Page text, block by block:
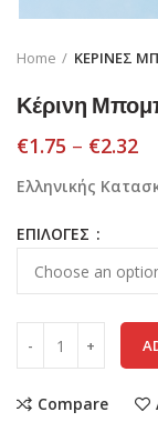
Home ΚΕΡΙΝΕΣ
Κέρινη
€1.75 – €2.32
Ελληνικής
ΕΠΙΛΟΓΕΣ
Compare